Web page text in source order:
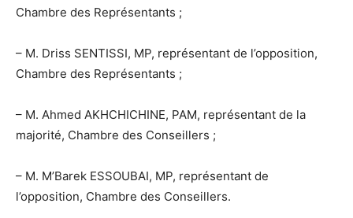
Chambre des Représentants ;
– M. Driss SENTISSI, MP, représentant de l’opposition,
Chambre des Représentants ;
– M. Ahmed AKHCHICHINE, PAM, représentant de la
majorité, Chambre des Conseillers ;
– M. M’Barek ESSOUBAI, MP, représentant de
l’opposition, Chambre des Conseillers.